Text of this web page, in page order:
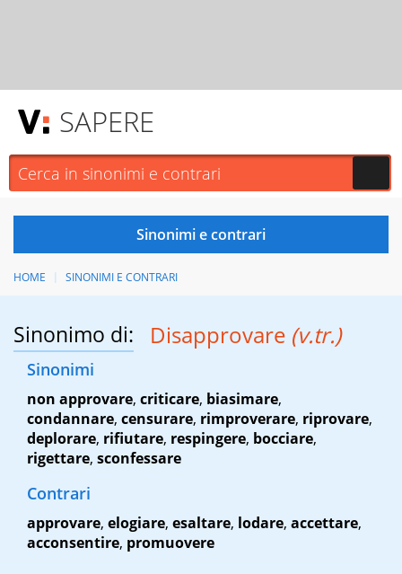
SAPERE
HOME SINONIMI E CONTRARI
Sinonimo di: Disapprovare (v.tr.)
Sinonimi
non approvare, criticare, biasimare,
condannare, censurare, rimproverare, riprovare,
deplorare, rifiutare, respingere, bocciare,
rigettare, sconfessare
Contrari
approvare, elogiare, esaltare, lodare, accettare,
acconsentire, promuovere